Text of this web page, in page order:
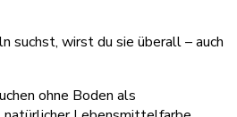
suchst, wirst du sie überall – auch